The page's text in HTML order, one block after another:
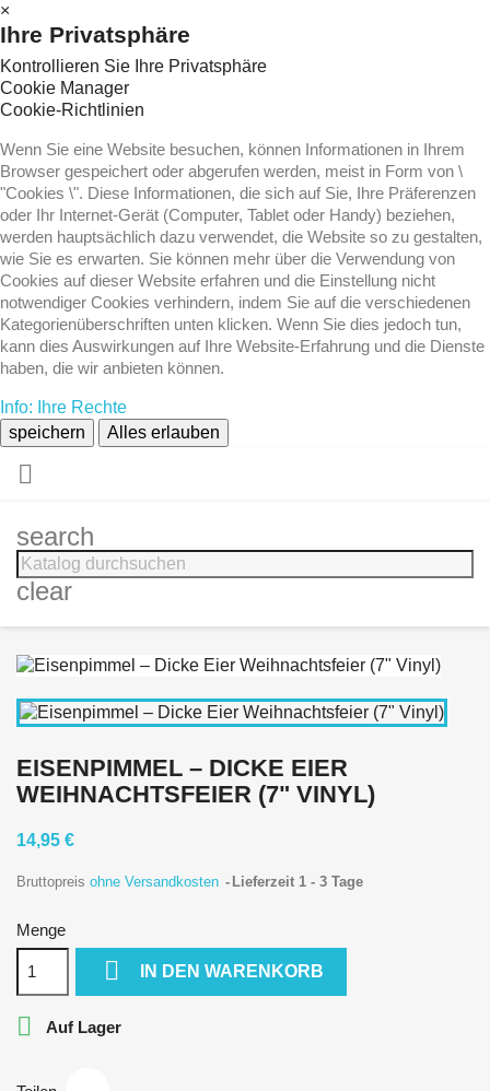
×
Ihre Privatsphäre
Kontrollieren Sie Ihre Privatsphäre
Cookie Manager
Cookie-Richtlinien
Wenn Sie eine Website besuchen, können Informationen in Ihrem
Browser gespeichert oder abgerufen werden, meist in Form von \
"Cookies \". Diese Informationen, die sich auf Sie, Ihre Präferenzen
oder Ihr Internet-Gerät (Computer, Tablet oder Handy) beziehen,
werden hauptsächlich dazu verwendet, die Website so zu gestalten,
wie Sie es erwarten. Sie können mehr über die Verwendung von
Cookies auf dieser Website erfahren und die Einstellung nicht
notwendiger Cookies verhindern, indem Sie auf die verschiedenen
Kategorienüberschriften unten klicken. Wenn Sie dies jedoch tun,
kann dies Auswirkungen auf Ihre Website-Erfahrung und die Dienste
haben, die wir anbieten können.
Info: Ihre Rechte
speichern
Alles erlauben

search
clear
EISENPIMMEL – DICKE EIER
WEIHNACHTSFEIER (7" VINYL)
14,95 €
Bruttopreis ohne Versandkosten Lieferzeit 1 - 3 Tage
Menge
 IN DEN WARENKORB
 Auf Lager